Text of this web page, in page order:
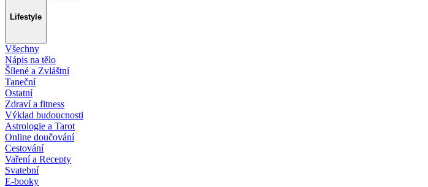
Lifestyle
Všechny
Nápis na tělo
Šílené a Zvláštní
Taneční
Ostatní
Zdraví a fitness
Výklad budoucnosti
Astrologie a Tarot
Online doučování
Cestování
Vaření a Recepty
Svatební
E-booky